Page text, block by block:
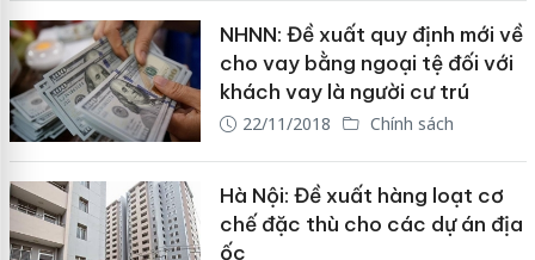
NHNN: Đề xuất quy định mới về
cho vay bằng ngoại tệ đối với
khách vay là người cư trú
22/11/2018 Chính sách
Hà Nội: Đề xuất hàng loạt cơ
chế đặc thù cho các dự án địa
ốc